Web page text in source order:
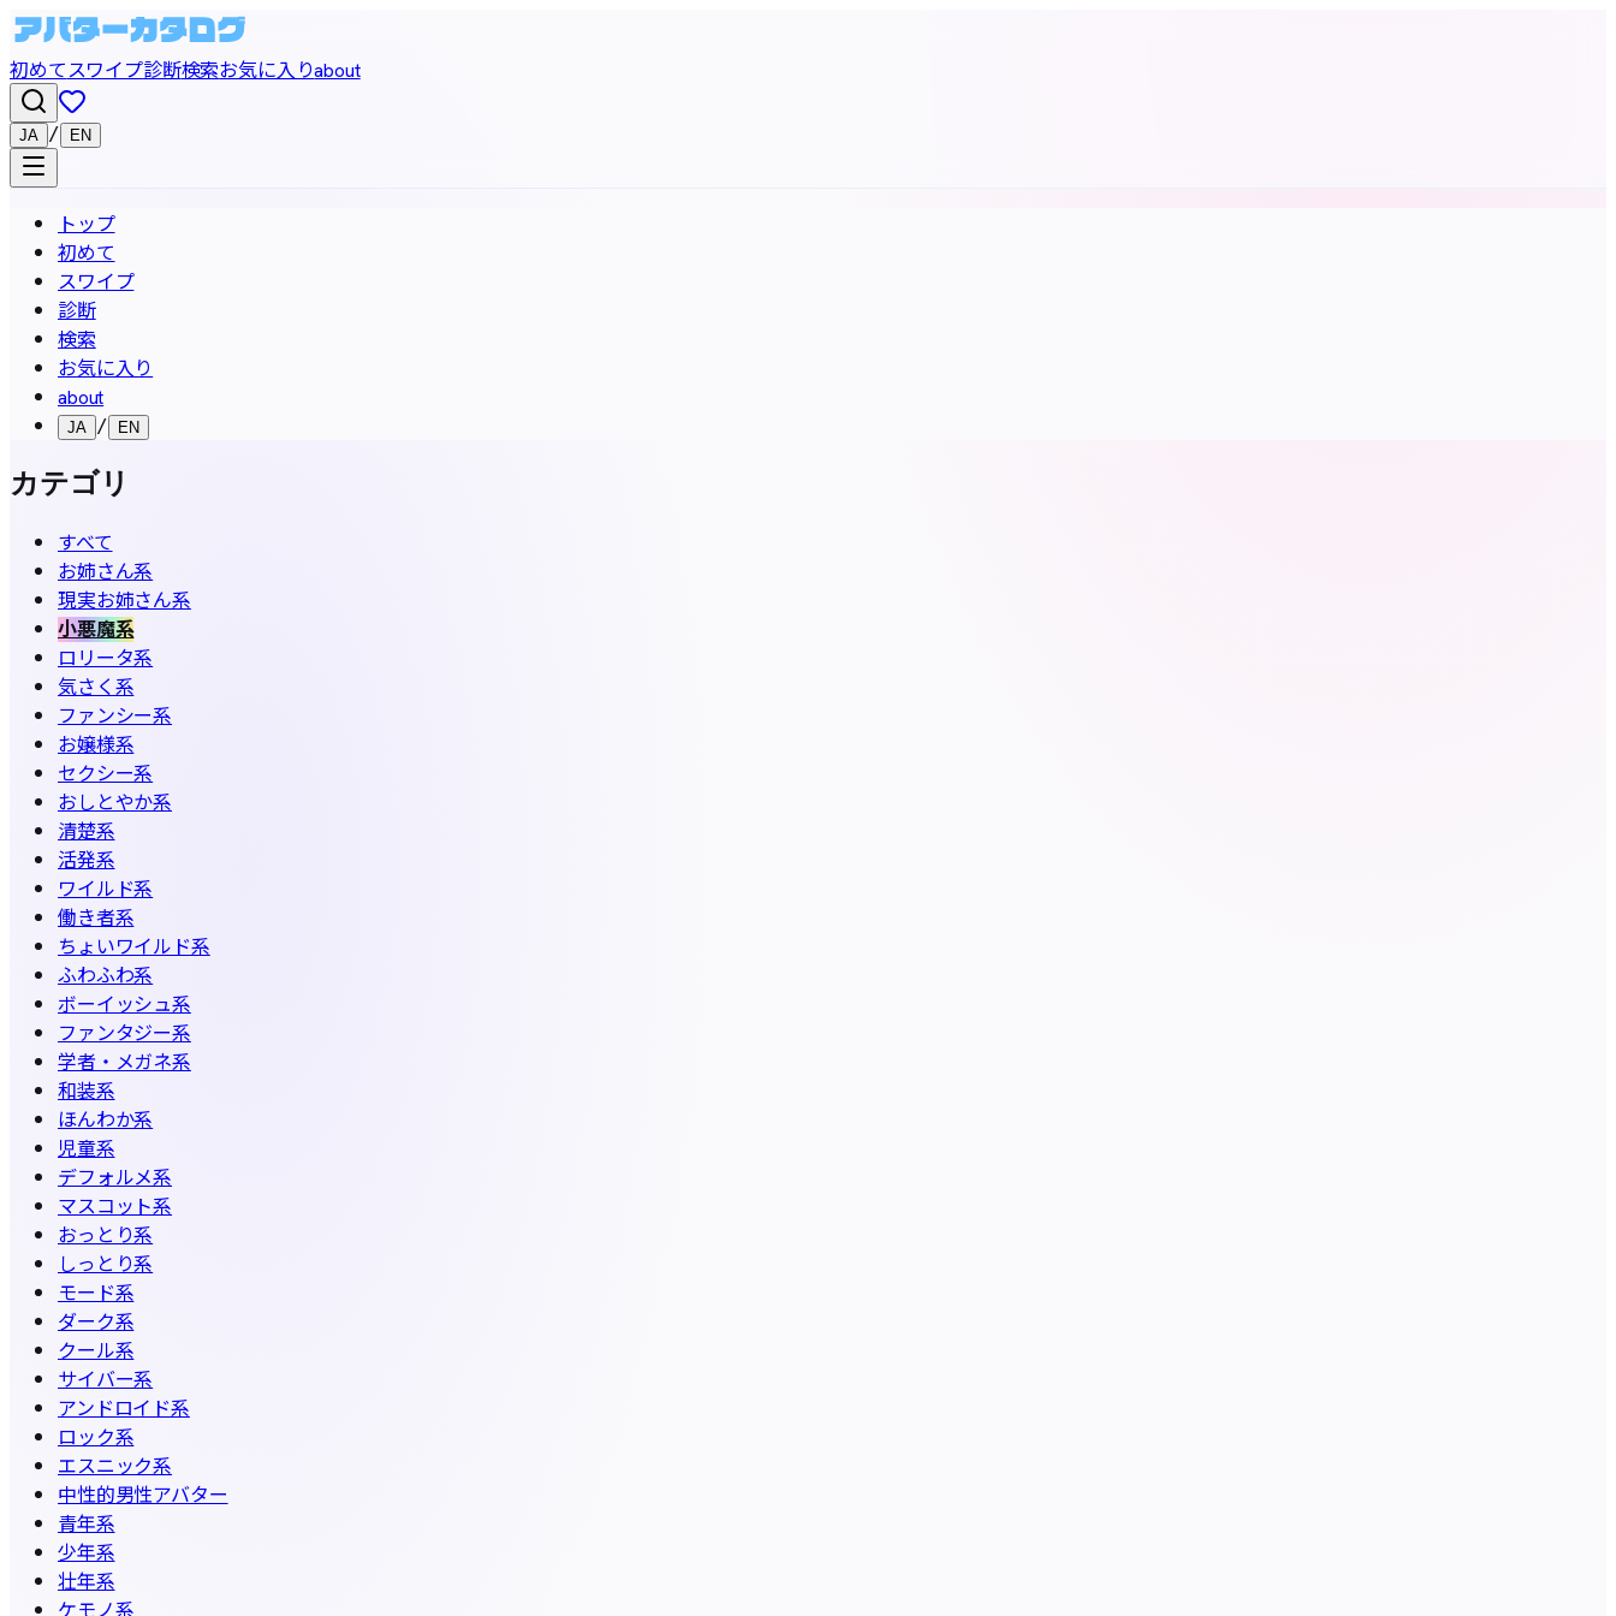
初めてスワイプ診断検索お気に入りabout
JA / EN
トップ
初めて
スワイプ
診断
検索
お気に入り
about
JA / EN
カテゴリ
すべて
お姉さん系
現実お姉さん系
小悪魔系
ロリータ系
気さく系
ファンシー系
お嬢様系
セクシー系
おしとやか系
清楚系
活発系
ワイルド系
働き者系
ちょいワイルド系
ふわふわ系
ボーイッシュ系
ファンタジー系
学者・メガネ系
和装系
ほんわか系
児童系
デフォルメ系
マスコット系
おっとり系
しっとり系
モード系
ダーク系
クール系
サイバー系
アンドロイド系
ロック系
エスニック系
中性的男性アバター
青年系
少年系
壮年系
ケモノ系